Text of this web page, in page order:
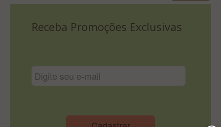
Receba Promoções Exclusivas